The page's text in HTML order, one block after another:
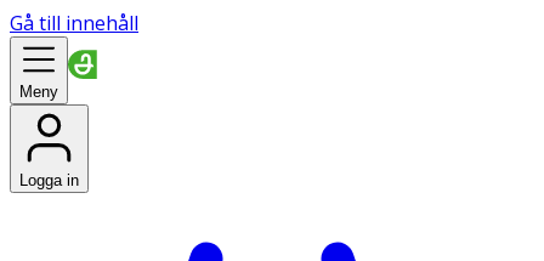
Gå till innehåll
Meny
Logga in